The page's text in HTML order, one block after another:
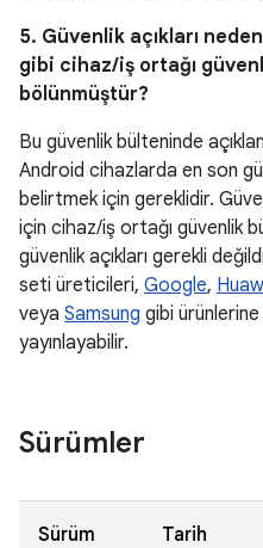
5. Güvenlik açıkları
gibi cihaz/iş ortağı
bölünmüştür?
Bu güvenlik bülteninde
Android cihazlarda en son
belirtmek için gereklidir.
için cihaz/iş ortağı güvenlik
güvenlik açıkları gerekli
seti üreticileri, Google,
veya Samsung gibi ürünlerine
yayınlayabilir.
Sürümler
Sürüm Tarih